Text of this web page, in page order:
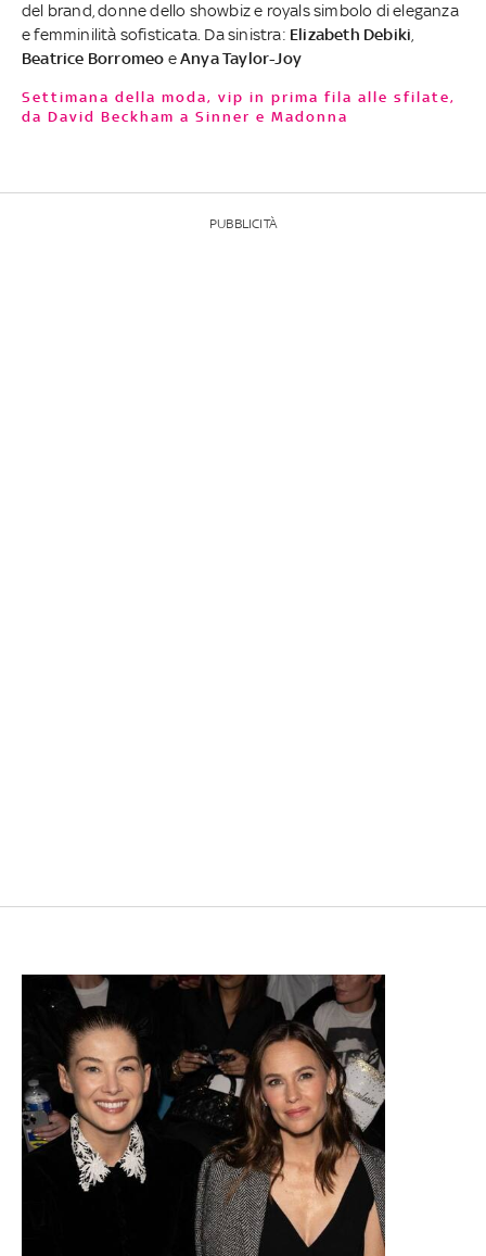
del brand, donne dello showbiz e royals simbolo di eleganza
e femminilità sofisticata. Da sinistra: Elizabeth Debiki
Beatrice Borromeo eAnya Taylor-Joy
Settimana della moda, vip in prima fila alle sfilate,
da David Beckham a Sinner e Madonna
PUBBLICITÀ